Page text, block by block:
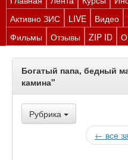
Активно ЗИС
LIVE Видео
Фильмы
Отзывы ZIP ID О
Богатый папа, бедный
камина"
Рубрика
← все